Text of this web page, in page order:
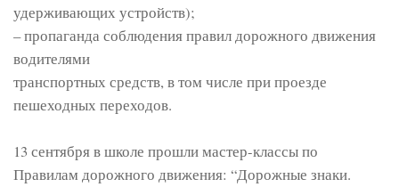
удерживающих устройств);
– пропаганда соблюдения правил дорожного движения
водителями
транспортных средств, в том числе при проезде
пешеходных переходов.
13 сентября в школе прошли мастер-классы по
Правилам дорожного движения: “Дорожные знаки.